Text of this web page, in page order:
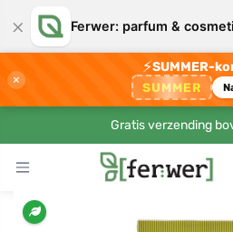
× Ferwer: parfum &
×
⚡SUMMER-
SUMMER
Gratis verzending